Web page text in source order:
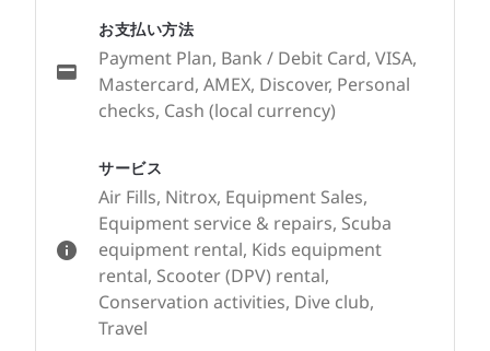
サービス
Air Fills, Nitrox, Equipment Sales,
Equipment service & repairs, Scuba
equipment rental, Kids equipment
rental, Scooter (DPV) rental,
Conservation activities, Dive club,
Travel
お支払い方法
Payment Plan, Bank / Debit Card, VISA,
Mastercard, AMEX, Discover, Personal
checks, Cash (local currency)